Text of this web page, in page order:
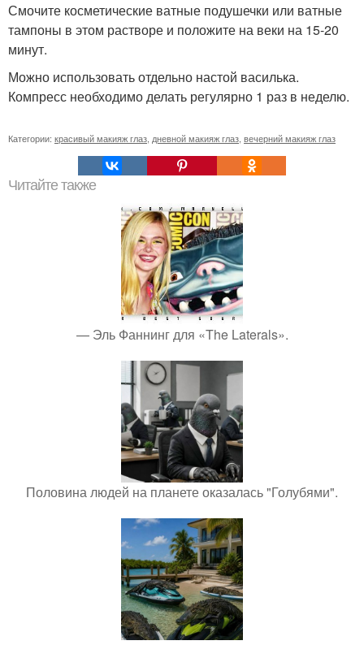
Смочите косметические ватные подушечки или ватные
тампоны в этом растворе и положите на веки на 15-20
минут.
Можно использовать отдельно настой василька.
Компресс необходимо делать регулярно 1 раз в неделю.
Категории: красивый макияж глаз дневной макияж глаз вечерний макияж глаз
Читайте также
— Эль Фаннинг для «The Laterals».
Половина людей на планете оказалась "Голубями".